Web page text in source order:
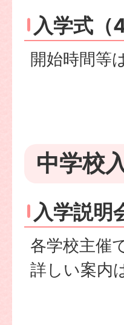
入学式（4
開始時間等
中学校
入学説明
各学校主催
詳しい案内